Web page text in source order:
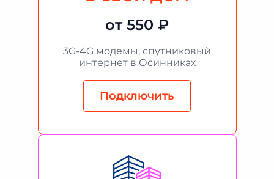
от 550 ₽
3G-4G модемы, спутниковый
интернет в Осинниках
Подключить